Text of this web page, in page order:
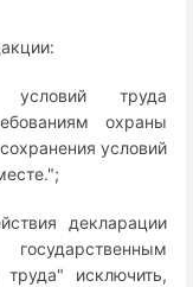
условий труда
охраны
условий
декларации
исключить,